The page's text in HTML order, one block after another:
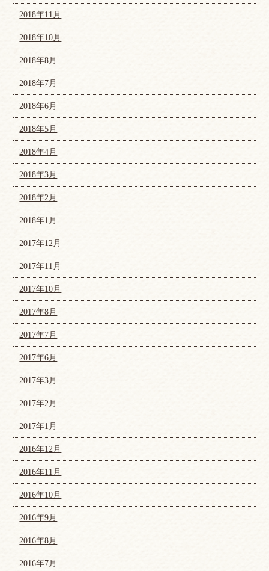
2018年11月
2018年10月
2018年8月
2018年7月
2018年6月
2018年5月
2018年4月
2018年3月
2018年2月
2018年1月
2017年12月
2017年11月
2017年10月
2017年8月
2017年7月
2017年6月
2017年3月
2017年2月
2017年1月
2016年12月
2016年11月
2016年10月
2016年9月
2016年8月
2016年7月